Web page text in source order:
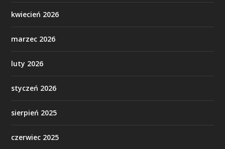
kwiecień 2026
marzec 2026
luty 2026
styczeń 2026
sierpień 2025
czerwiec 2025